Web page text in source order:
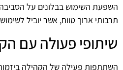
השפעת השימוש בבלונים על הסביבה.
תרבותי ארוך טווח, אשר יוביל
שיתופי פעולה עם
השתתפות פעילה של הקהילה